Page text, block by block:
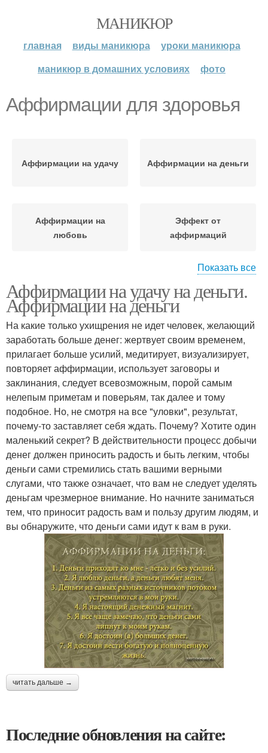
МАНИКЮР
главная виды маникюра
уроки маникюра
маникюр в домашних условиях
фото
Аффирмации для здоровья
Аффирмации на удачу Аффирмации на деньги
Аффирмации на
любовь
Эффект от
аффирмаций
Аффирмации для
привлечения
Мощная аффирмация
Отзывы об
аффирмациях
Готовые аффирмации
Аффирмации для
женщин
Показать все
Аффирмации на удачу на деньги.
Аффирмации на деньги
На какие только ухищрения не идет человек, желающий
заработать больше денег: жертвует своим временем,
прилагает больше усилий, медитирует, визуализирует,
повторяет аффирмации, использует заговоры и
заклинания, следует всевозможным, порой самым
нелепым приметам и поверьям, так далее и тому
подобное. Но, не смотря на все "уловки", результат,
почему-то заставляет себя ждать. Почему? Хотите один
маленький секрет? В действительности процесс добычи
денег должен приносить радость и быть легким, чтобы
деньги сами стремились стать вашими верными
слугами, что также означает, что вам не следует уделять
деньгам чрезмерное внимание. Но начните заниматься
тем, что приносит радость вам и пользу другим людям, и
вы обнаружите, что деньги сами идут к вам в руки.
читать дальше →
Последние обновления на сайте: